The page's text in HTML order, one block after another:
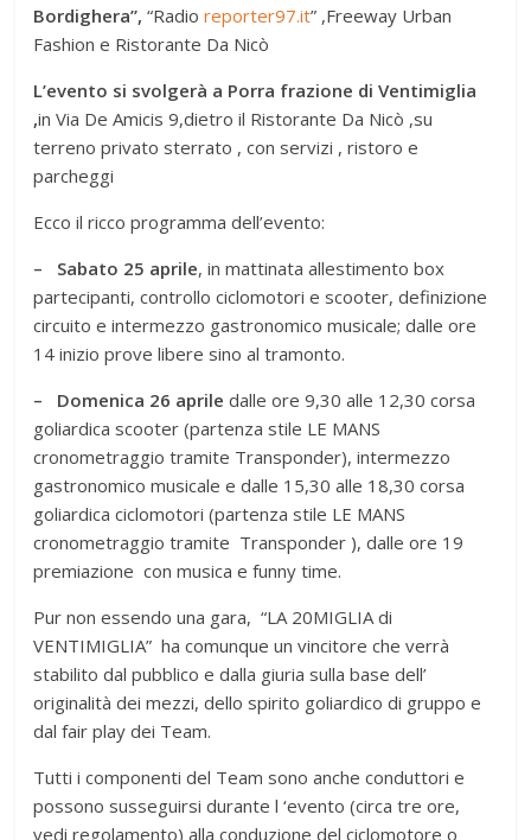
Bordighera”, “Radioreporter97.it” ,Freeway Urban
Fashion e Ristorante Da Nicò
L’evento si svolgerà a Porra frazione di Ventimiglia
,in Via De Amicis 9,dietro il Ristorante Da Nicò ,su
terreno privato sterrato , con servizi , ristoro e
parcheggi
Ecco il ricco programma dell’evento:
– Sabato 25 aprile, in mattinata allestimento box
partecipanti, controllo ciclomotori e scooter, definizione
circuito e intermezzo gastronomico musicale; dalle ore
14 inizio prove libere sino al tramonto.
– Domenica 26 apriledalle ore 9,30 alle 12,30 corsa
goliardica scooter (partenza stile LE MANS
cronometraggio tramite Transponder), intermezzo
gastronomico musicale e dalle 15,30 alle 18,30 corsa
goliardica ciclomotori (partenza stile LE MANS
cronometraggio tramite Transponder ), dalle ore 19
premiazione con musica e funny time.
Pur non essendo una gara, “LA 20MIGLIA di
VENTIMIGLIA” ha comunque un vincitore che verrà
stabilito dal pubblico e dalla giuria sulla base dell’
originalità dei mezzi, dello spirito goliardico di gruppo e
dal fair play dei Team.
Tutti i componenti del Team sono anche conduttori e
possono susseguirsi durante l ‘evento (circa tre ore,
vedi regolamento) alla conduzione del ciclomotore o